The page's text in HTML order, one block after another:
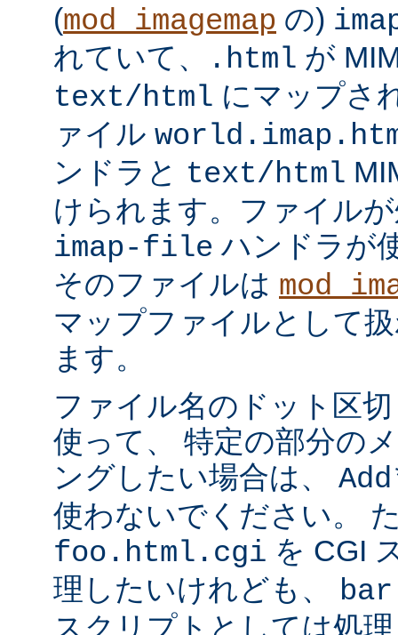
(mod_imagemap の)
れていて、
.html が
text/html にマップさ
ァイル
ンドラと text/html
けられます。ファイル
imap-file ハンドラが
そのファイルは
マップファイルとして
ます。
ファイル名のドット区
使って、 特定の部分の
ングしたい場合は、
使わないでください。
foo.html.cgi を CGI
理したいけれども、
スクリプトとしては処